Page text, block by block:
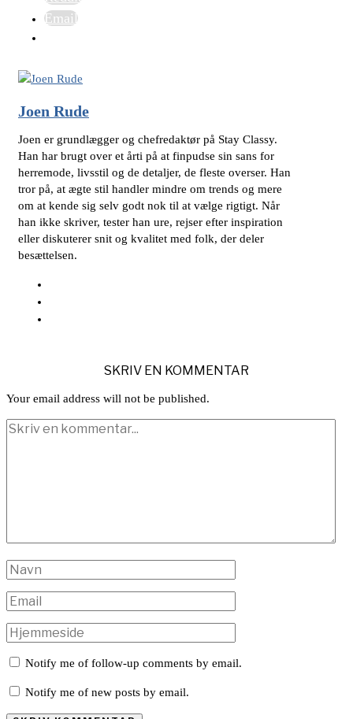
Email
Joen Rude
Joen er grundlægger og chefredaktør på Stay Classy.
Han har brugt over et årti på at finpudse sin sans for
herremode, livsstil og de detaljer, de fleste overser. Han
tror på, at ægte stil handler mindre om trends og mere
om at kende sig selv godt nok til at vælge rigtigt. Når
han ikke skriver, tester han ure, rejser efter inspiration
eller diskuterer snit og kvalitet med folk, der deler
besættelsen.
SKRIV EN KOMMENTAR
Your email address will not be published.
Notify me of follow-up comments by email.
Notify me of new posts by email.